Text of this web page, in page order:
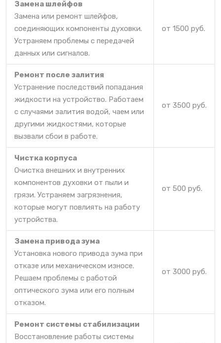
Замена шлейфов
Замена или ремонт шлейфов,
соединяющих компоненты духовки.
Устраняем проблемы с передачей
данных или сигналов.
от 1500 руб.
Ремонт после залития
Устранение последствий попадания
жидкости на устройство. Работаем
с случаями залития водой, чаем или
другими жидкостями, которые
вызвали сбои в работе.
от 3500 руб.
Чистка корпуса
Очистка внешних и внутренних
компонентов духовки от пыли и
грязи. Устраняем загрязнения,
которые могут повлиять на работу
устройства.
от 500 руб.
Замена привода зума
Установка нового привода зума при
отказе или механическом износе.
Решаем проблемы с работой
оптического зума или его полным
отказом.
от 3000 руб.
Ремонт системы стабилизации
Восстановление работы системы